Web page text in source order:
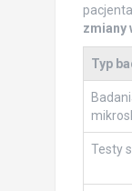
zmiany
Typ
Testy